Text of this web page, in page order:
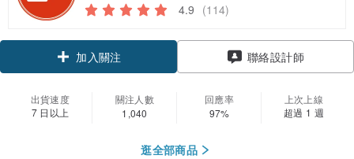
4.9 (114)
加入關注 聯絡設計師
出貨速度
7 日以上
關注人數
1,040
回應率
97%
上次上線
超過 1 週
逛全部商品